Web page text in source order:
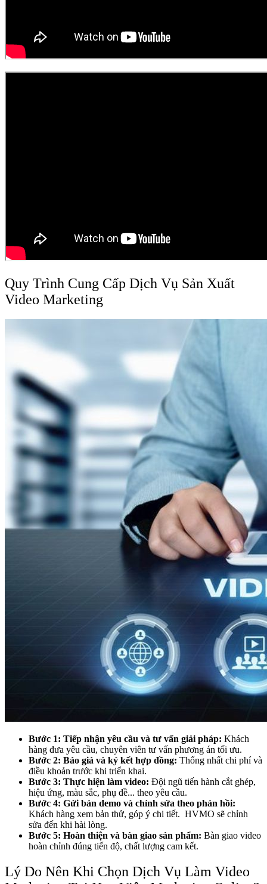
Quy Trình Cung Cấp Dịch Vụ Sản Xuất
Video Marketing
Bước 1: Tiếp nhận yêu cầu và tư vấn giải pháp: Khách
hàng đưa yêu cầu, chuyên viên tư vấn phương án tối ưu.
Bước 2: Báo giá và ký kết hợp đồng: Thống nhất chi phí và
điều khoản trước khi triển khai.
Bước 3: Thực hiện làm video: Đội ngũ tiến hành cắt ghép,
hiệu ứng, màu sắc, phụ đề... theo yêu cầu.
Bước 4: Gửi bản demo và chỉnh sửa theo phản hồi:
Khách hàng xem bản thử, góp ý chi tiết. HVMO sẽ chỉnh
sửa đến khi hài lòng.
Bước 5: Hoàn thiện và bàn giao sản phẩm: Bàn giao video
hoàn chỉnh đúng tiến độ, chất lượng cam kết.
Lý Do Nên Khi Chọn Dịch Vụ Làm Video